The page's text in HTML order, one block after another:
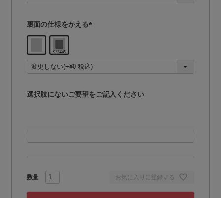
お気に入りに登録する
)
裏面の仕様をかえる
須
)
選択肢にないご要望をご記入ください